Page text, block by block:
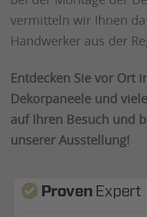
vermitteln wir Ihnen
Handwerker aus der
Entdecken Sie vor Ort
Dekorpaneele und
auf Ihren Besuch und
unserer Ausstellung!